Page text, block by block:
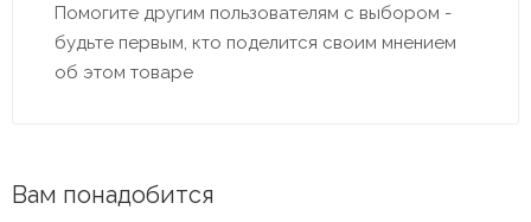
Помогите другим пользователям с выбором -
будьте первым, кто поделится своим мнением
об этом товаре
Вам понадобится